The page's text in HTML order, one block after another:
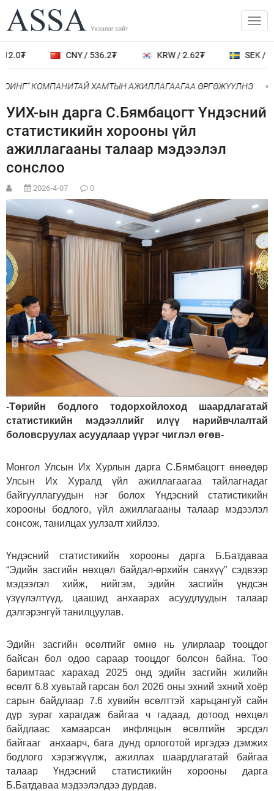
CNY / 536.2₮ KRW / 2.62₮ SEK /
КОМПАНИТАЙ ХАМТЫН АЖИЛЛАГААГАА ӨРГӨЖҮҮЛНЭ
УИХ-ын дарга С.Бямбацогт Үндэсний
статистикийн хорооны үйл
ажиллагааны талаар мэдээлэл
сонслоо
2026-4-07 0
-Төрийн бодлого тодорхойлоход шаардлагатай
статистикийн мэдээллийг илүү нарийвчлалтай
боловсруулах асуудлаар үүрэг чиглэл өгөв-
Монгол Улсын Их Хурлын дарга С.Бямбацогт өнөөдөр
Улсын Их Хуралд үйл ажиллагаагаа тайлагнадаг
байгууллагуудын нэг болох Үндэсний статистикийн
хорооны бодлого, үйл ажиллагааны талаар мэдээлэл
сонсож, танилцах уулзалт хийлээ.
Үндэсний статистикийн хорооны дарга Б.Батдаваа
“Эдийн засгийн нөхцөл байдал-өрхийн санхүү” сэдвээр
мэдээлэл хийж, нийгэм, эдийн засгийн үндсэн
үзүүлэлтүүд, цаашид анхаарах асуудлуудын талаар
дэлгэрэнгүй танилцуулав.
Эдийн засгийн өсөлтийг өмнө нь улирлаар тооцдог
байсан бол одоо сараар тооцдог болсон байна. Тоо
баримтаас харахад 2025 онд эдийн засгийн жилийн
өсөлт 6.8 хувьтай гарсан бол 2026 оны эхний эхний хоёр
сарын байдлаар 7.6 хувийн өсөлттэй харьцангуй сайн
дүр зураг харагдаж байгаа ч гадаад, дотоод нөхцөл
байдлаас хамаарсан инфляцын өсөлтийн эрсдэл
байгааг анхаарч, бага дунд орлоготой иргэдээ дэмжих
бодлого хэрэгжүүлж, ажиллах шаардлагатай байгаа
талаар Үндэсний статистикийн хорооны дарга
Б.Батдаваа мэдээлэлдээ дурдав.